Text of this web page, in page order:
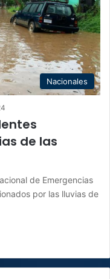
Nacionales
de las
de Emergencias
por las lluvias de